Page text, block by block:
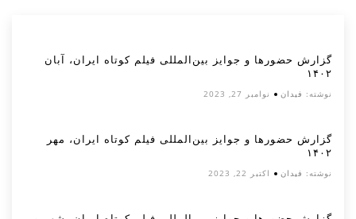
گزارش حضورها و جوایز بین‌المللی فیلم کوتاه ایران، آبان
۱۴۰۲
نوشته: فیدان نوامبر 27, 2023
گزارش حضورها و جوایز بین‌المللی فیلم کوتاه ایران، مهر
۱۴۰۲
نوشته: فیدان اکتبر 22, 2023